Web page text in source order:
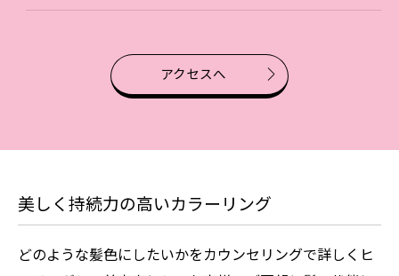
アクセスへ
美しく持続力の高いカラーリング
どのような髪色にしたいかをカウンセリングで詳しくヒ